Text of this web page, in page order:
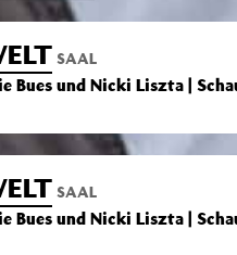
SAAL
Bues und Nicki Liszta |
SAAL
Bues und Nicki Liszta |